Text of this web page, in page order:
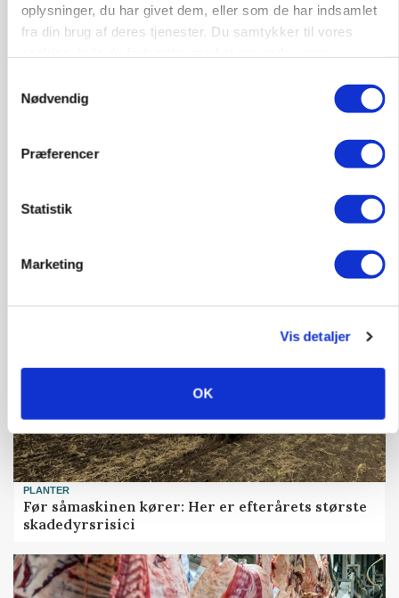
oplysninger, du har givet dem, eller som de har indsamlet
fra din brug af deres tjenester. Du samtykker til vores
Nødvendig
Præferencer
Statistik
Marketing
Vis detaljer
OK
PLANTER
Før såmaskinen kører: Her er efterårets største
skadedyrsrisici